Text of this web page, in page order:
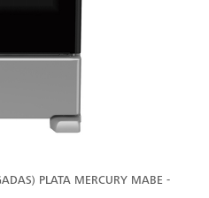
PLATA MERCURY MABE -